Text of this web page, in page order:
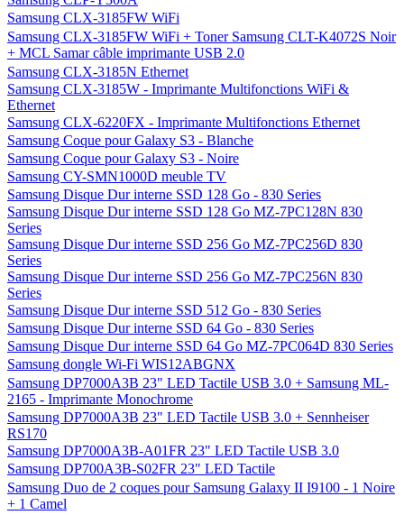
Samsung CLX-3185FW WiFi
Samsung CLX-3185FW WiFi + Toner Samsung CLT-K4072S Noir
+ MCL Samar câble imprimante USB 2.0
Samsung CLX-3185N Ethernet
Samsung CLX-3185W - Imprimante Multifonctions WiFi &
Ethernet
Samsung CLX-6220FX - Imprimante Multifonctions Ethernet
Samsung Coque pour Galaxy S3 - Blanche
Samsung Coque pour Galaxy S3 - Noire
Samsung CY-SMN1000D meuble TV
Samsung Disque Dur interne SSD 128 Go - 830 Series
Samsung Disque Dur interne SSD 128 Go MZ-7PC128N 830
Series
Samsung Disque Dur interne SSD 256 Go MZ-7PC256D 830
Series
Samsung Disque Dur interne SSD 256 Go MZ-7PC256N 830
Series
Samsung Disque Dur interne SSD 512 Go - 830 Series
Samsung Disque Dur interne SSD 64 Go - 830 Series
Samsung Disque Dur interne SSD 64 Go MZ-7PC064D 830 Series
Samsung dongle Wi-Fi WIS12ABGNX
Samsung DP7000A3B 23" LED Tactile USB 3.0 + Samsung ML-
2165 - Imprimante Monochrome
Samsung DP7000A3B 23" LED Tactile USB 3.0 + Sennheiser
RS170
Samsung DP7000A3B-A01FR 23" LED Tactile USB 3.0
Samsung DP700A3B-S02FR 23" LED Tactile
Samsung Duo de 2 coques pour Samsung Galaxy II I9100 - 1 Noire
+ 1 Camel